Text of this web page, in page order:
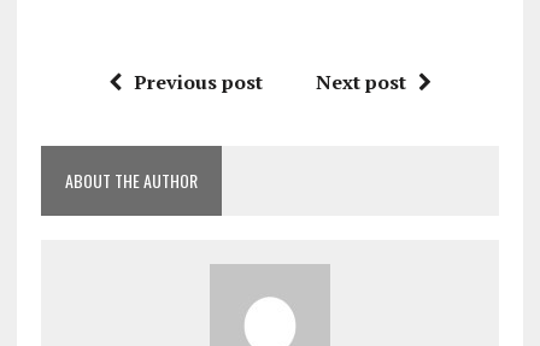
Previous post Next post
ABOUT THE AUTHOR